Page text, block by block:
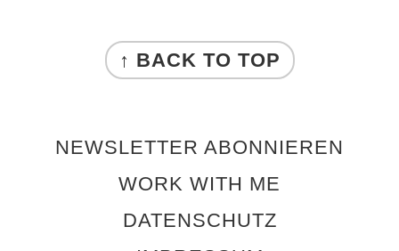
FOOTER
↑ BACK TO TOP
NEWSLETTER ABONNIEREN
WORK WITH ME
DATENSCHUTZ